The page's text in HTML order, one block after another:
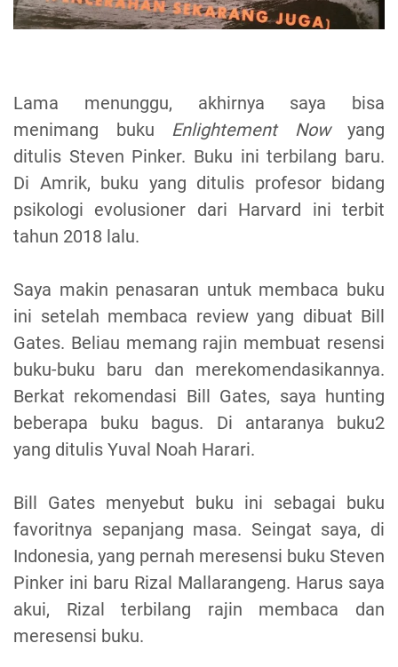
Lama menunggu, akhirnya saya bisa
menimang buku Enlightement Nowyang
ditulis Steven Pinker. Buku ini terbilang baru.
Di Amrik, buku yang ditulis profesor bidang
psikologi evolusioner dari Harvard ini terbit
tahun 2018 lalu.
Saya makin penasaran untuk membaca buku
ini setelah membaca review yang dibuat Bill
Gates. Beliau memang rajin membuat resensi
buku-buku baru dan merekomendasikannya.
Berkat rekomendasi Bill Gates, saya hunting
beberapa buku bagus. Di antaranya buku2
yang ditulis Yuval Noah Harari.
Bill Gates menyebut buku ini sebagai buku
favoritnya sepanjang masa. Seingat saya, di
Indonesia, yang pernah meresensi buku Steven
Pinker ini baru Rizal Mallarangeng. Harus saya
akui, Rizal terbilang rajin membaca dan
meresensi buku.